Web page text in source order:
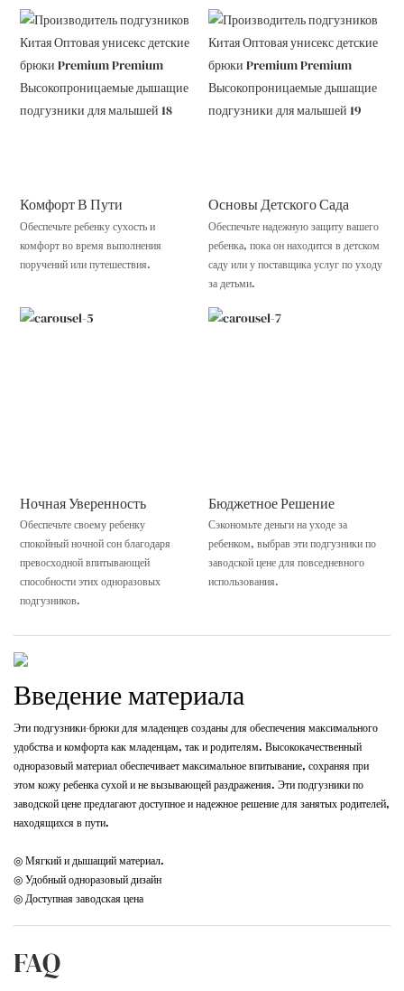
Комфорт В Пути
Обеспечьте ребенку сухость и
комфорт во время выполнения
поручений или путешествия.
Основы Детского Сада
Обеспечьте надежную защиту вашего
ребенка, пока он находится в детском
саду или у поставщика услуг по уходу
за детьми.
Ночная Уверенность
Обеспечьте своему ребенку
спокойный ночной сон благодаря
превосходной впитывающей
способности этих одноразовых
подгузников.
Бюджетное Решение
Сэкономьте деньги на уходе за
ребенком, выбрав эти подгузники по
заводской цене для повседневного
использования.
Введение материала
Эти подгузники-брюки для младенцев созданы для обеспечения максимального
удобства и комфорта как младенцам, так и родителям. Высококачественный
одноразовый материал обеспечивает максимальное впитывание, сохраняя при
этом кожу ребенка сухой и не вызывающей раздражения. Эти подгузники по
заводской цене предлагают доступное и надежное решение для занятых родителей,
находящихся в пути.
◎ Мягкий и дышащий материал.
◎ Удобный одноразовый дизайн
◎ Доступная заводская цена
FAQ